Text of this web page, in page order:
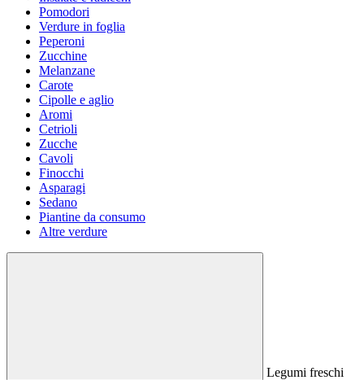
Pomodori
Verdure in foglia
Peperoni
Zucchine
Melanzane
Carote
Cipolle e aglio
Aromi
Cetrioli
Zucche
Cavoli
Finocchi
Asparagi
Sedano
Piantine da consumo
Altre verdure
Legumi freschi